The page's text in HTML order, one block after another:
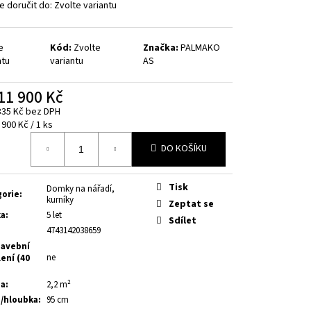
doručit do: Zvolte variantu
Kód: Zvolte
variantu
Značka: PALMAKO
AS
900 Kč
Kčbez DPH
Kč / 1 ks
DO KOŠÍKU
:
Domky na nářadí,
kurníky
:
5 let
4743142038659
(40
ne
:
2,2 m²
hloubka: 95 cm
Tisk
Zeptat se
Sdílet